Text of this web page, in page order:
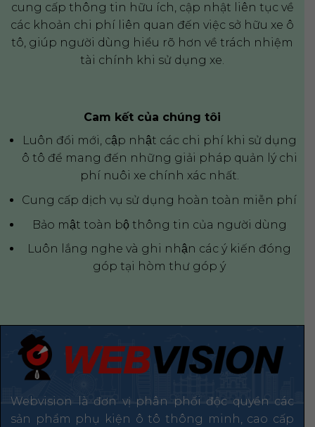
cung cấp thông tin hữu ích, cập nhật liên tục về
các khoản chi phí liên quan đến việc sở hữu xe ô
tô, giúp người dùng hiểu rõ hơn về trách nhiệm
tài chính khi sử dụng xe.
Cam kết của chúng tôi
Luôn đổi mới, cập nhật các chi phí khi sử dụng
ô tô để mang đến những giải pháp quản lý chi
phí nuôi xe chính xác nhất.
Cung cấp dịch vụ sử dụng hoàn toàn miễn phí
Bảo mật toàn bộ thông tin của người dùng
Luôn lắng nghe và ghi nhận các ý kiến đóng
góp tại hòm thư góp ý
Webvision là đơn vị phân phối độc quyền các
sản phẩm phụ kiện ô tô thông minh, cao cấp